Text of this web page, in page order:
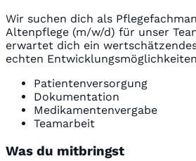
Wir suchen dich als
Altenpflege (m/w/d) für unser
erwartet dich ein
echten
Patientenversorgung
Dokumentation
Medikamentenvergabe
Teamarbeit
Was du mitbringst